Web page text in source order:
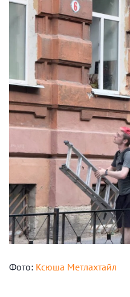
Фото: Ксюша Метлахтайл